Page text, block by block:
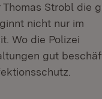
Thomas Strobl die
nicht nur im
Wo die Polizei
gut